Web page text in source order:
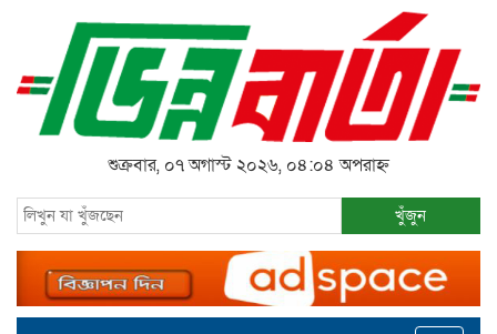
শুক্রবার, ০৭ অগাস্ট ২০২৬, ০৪:০৪ অপরাহ্ন
খুঁজুন